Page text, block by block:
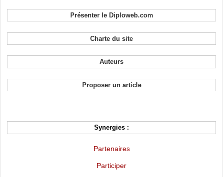
Présenter le Diploweb.com
Charte du site
Auteurs
Proposer un article
Synergies :
Partenaires
Participer